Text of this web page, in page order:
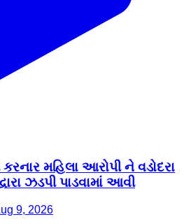
કરનાર મહિલા આરોપી ને વડોદરા
ઝડપી પાડવામાં આવી
9, 2026